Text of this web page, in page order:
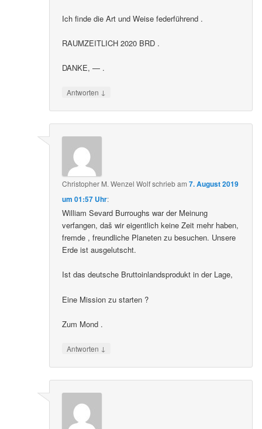
Ich finde die Art und Weise federführend .
RAUMZEITLICH 2020 BRD .
DANKE, — .
Antworten ↓
Christopher M. Wenzel Wolfschriebam7. August 2019
um 01:57 Uhr:
William Sevard Burroughs war der Meinung
verfangen, daš wir eigentlich keine Zeit mehr haben,
fremde , freundliche Planeten zu besuchen. Unsere
Erde ist ausgelutscht.
Ist das deutsche Bruttoinlandsprodukt in der Lage,
Eine Mission zu starten ?
Zum Mond .
Antworten ↓